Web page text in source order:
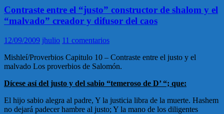
Contraste entre el “justo” constructor de shalom y el
“malvado” creador y difusor del caos
12/09/2009 jhulio 11 comentarios
Mishleí/Proverbios Capitulo 10 – Contraste entre el justo y el
malvado Los proverbios de Salomón.
Dícese así del justo y del sabio “temeroso de D’ “; que:
El hijo sabio alegra al padre, Y la justicia libra de la muerte. Hashem
no dejará padecer hambre al justo; Y la mano de los diligentes